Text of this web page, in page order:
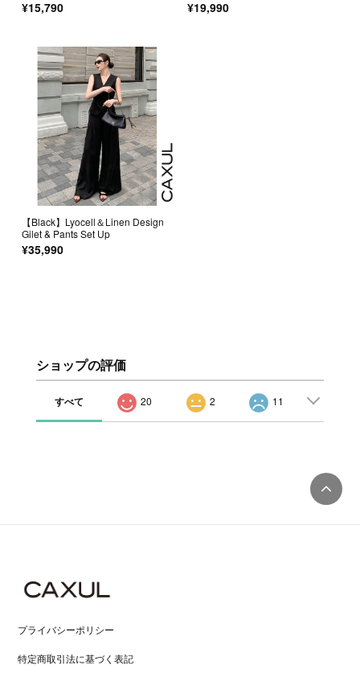
¥15,790 ¥19,990
【Black】Lyocell＆Linen Design
Gilet & Pants Set Up
¥35,990
ショップの評価
すべて 20 2 11
プライバシーポリシー
特定商取引法に基づく表記